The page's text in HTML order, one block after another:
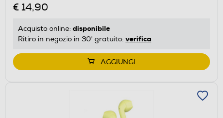
€ 14,90
Acquisto online: disponibile
Ritiro in negozio in 30' gratuito: verifica
AGGIUNGI